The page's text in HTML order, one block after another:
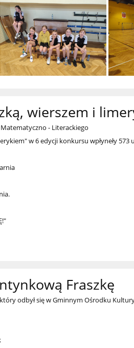
wierszem i
- Literackiego
w 6 edycji konkursu wpłyneły 573
Fraszkę
odbył się w Gminnym Ośrodku